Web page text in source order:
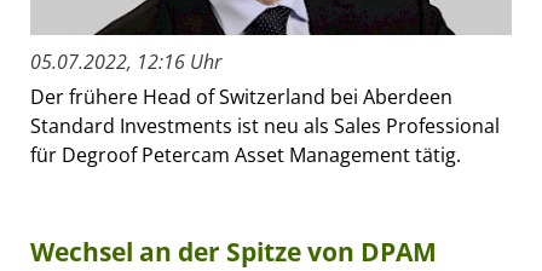
05.07.2022, 12:16 Uhr
Der frühere Head of Switzerland bei Aberdeen
Standard Investments ist neu als Sales Professional
für Degroof Petercam Asset Management tätig.
Wechsel an der Spitze von DPAM